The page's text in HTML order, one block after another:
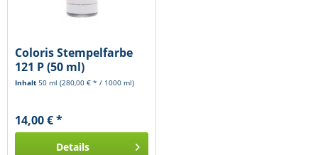
Coloris Stempelfarbe
121 P (50 ml)
Inhalt50 ml(280,00 € * / 1000 ml)
14,00 € *
Details